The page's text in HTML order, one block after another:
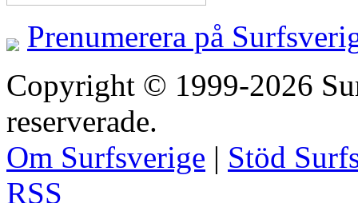
Prenumerera på
Copyright © 1999-2026
reserverade.
Om Surfsverige | Stöd
RSS